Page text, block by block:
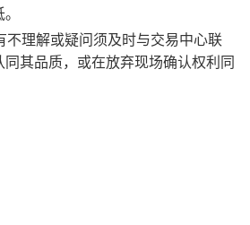
理解或疑问须及时与交易中心联
其品质，或在放弃现场确认权利同